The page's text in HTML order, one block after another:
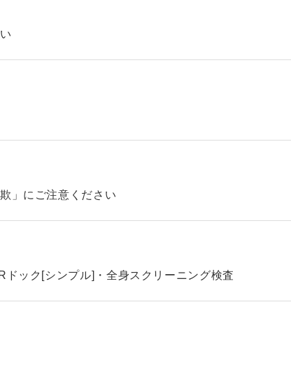
」にご注意ください
ック[シンプル]・全身スクリーニング検査